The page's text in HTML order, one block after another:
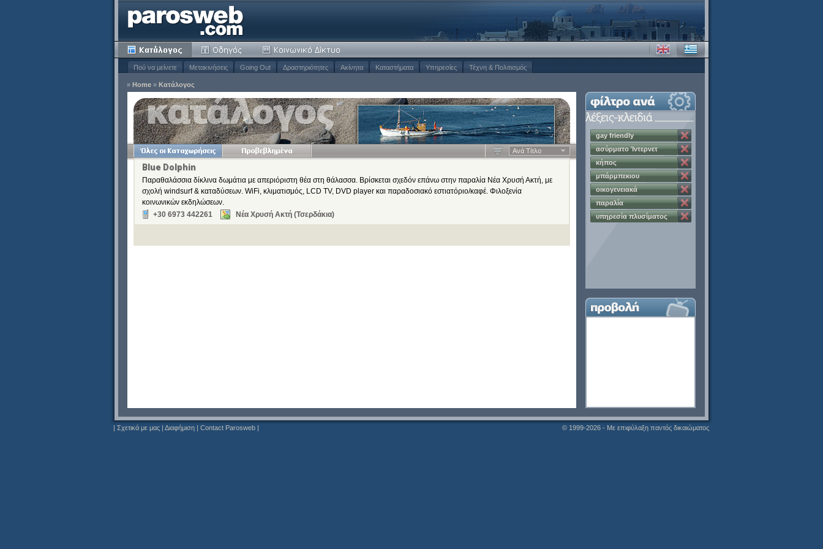
Πού να μείνετε Μετακινήσεις Going Out Δραστηριότητες Ακίνητα Καταστήματα Υπηρεσίες Τέχνη & Πολιτισμός
» Home » Κατάλογος
Aνά Tίτλο
Blue Dolphin
Παραθαλάσσια δίκλινα δωμάτια με απεριόριστη θέα στη θάλασσα. Βρίσκεται σχεδόν επάνω στην παραλία Νέα Χρυσή Ακτή, με
σχολή windsurf & καταδύσεων. WiFi, κλιματισμός, LCD TV, DVD player και παραδοσιακό εστιατόριο/καφέ. Φιλοξενία
κοινωνικών εκδηλώσεων.
+30 6973 442261
Νέα Χρυσή Ακτή (Τσερδάκια)
gay friendly
ασύρματο Ίντερνετ
κήπος
μπάρμπεκιου
οικογενειακά
διαμερίσματα
παραλία
υπηρεσία πλυσίματος
| Σχετικά με μας | Διαφήμιση | Contact Parosweb | © 1999-2026 - Με επιφύλαξη παντός δικαιώματος